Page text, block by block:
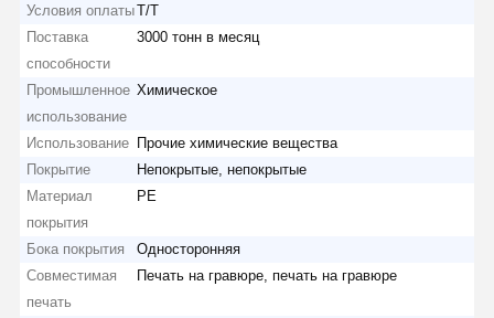
Условия оплатыT/T
Поставка
способности
3000 тонн в месяц
Промышленное
использование
Химическое
Использование Прочие химические вещества
Покрытие
Непокрытые, непокрытые
Материал
покрытия
PE
Бока покрытия
Односторонняя
Совместимая
печать
Печать на гравюре, печать на гравюре